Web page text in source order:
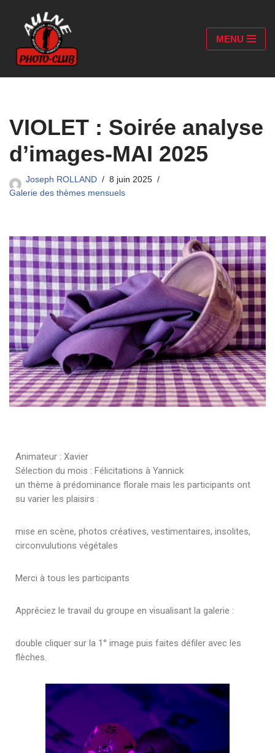
Aller
au
contenu
MENU
VIOLET : Soirée analyse
d’images-MAI 2025
Joseph ROLLAND
8 juin 2025
Galerie des thèmes mensuels
Animateur : Xavier
Sélection du mois : Félicitations à Yannick
un thème à prédominance florale mais les participants ont
su varier les plaisirs :
mise en scène, photos créatives, vestimentaires, insolites,
circonvulutions végétales
Merci à tous les participants
Appréciez le travail du groupe en visualisant la galerie :
double cliquer sur la 1° image puis faites défiler avec les
flèches.